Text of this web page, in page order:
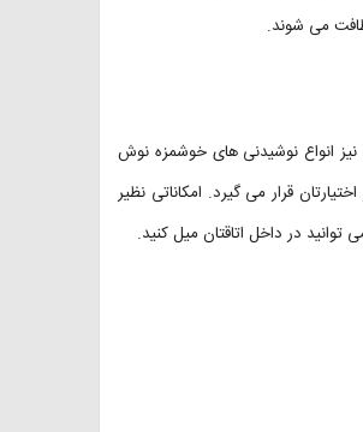
می شوند.
انواع نوشیدنی های خوشمزه نوش
قرار می گیرد. امکاناتی نظیر
در داخل اتاقتان میل کنید.